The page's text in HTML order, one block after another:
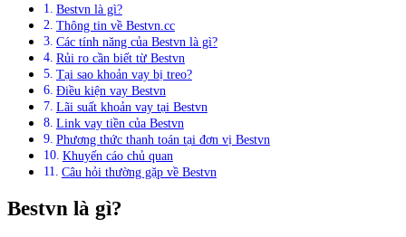
Bestvn là gì?
Thông tin về Bestvn.cc
Các tính năng của Bestvn là gì?
Rủi ro cần biết từ Bestvn
Tại sao khoản vay bị treo?
Điều kiện vay Bestvn
Lãi suất khoản vay tại Bestvn
Link vay tiền của Bestvn
Phương thức thanh toán tại đơn vị Bestvn
Khuyến cáo chủ quan
Câu hỏi thường gặp về Bestvn
Bestvn là gì?